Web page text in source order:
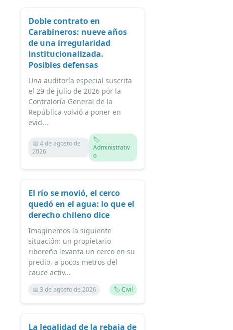
Doble contrato en
Carabineros: nueve años
de una irregularidad
institucionalizada.
Posibles defensas
Una auditoría especial suscrita
el 29 de julio de 2026 por la
Contraloría General de la
República volvió a poner en
evid...
📅 4 de agosto de
2026
🏷️
Administrativ
o
El río se movió, el cerco
quedó en el agua: lo que el
derecho chileno dice
Imaginemos la siguiente
situación: un propietario
ribereño levanta un cerco en su
predio, a pocos metros del
cauce activ...
📅 3 de agosto de 2026 🏷️ Civil
La legalidad de la rebaja de